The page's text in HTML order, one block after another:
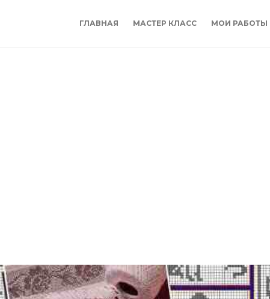
ГЛАВНАЯ МАСТЕР КЛАСС МОИ РАБОТЫ